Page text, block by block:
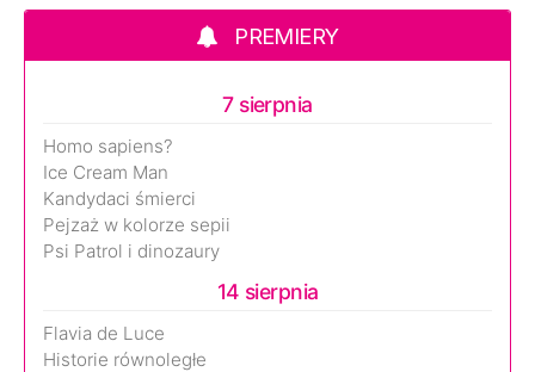
PREMIERY
7 sierpnia
Homo sapiens?
Ice Cream Man
Kandydaci śmierci
Pejzaż w kolorze sepii
Psi Patrol i dinozaury
14 sierpnia
Flavia de Luce
Historie równoległe